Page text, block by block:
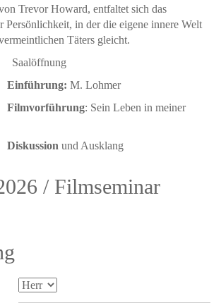
Trevor Howard, entfaltet sich das
Persönlichkeit, in der die eigene innere Welt
Täters gleicht.
Einführung: M. Lohmer
Filmvorführung: Sein Leben in meiner
Diskussion und Ausklang
/ Filmseminar